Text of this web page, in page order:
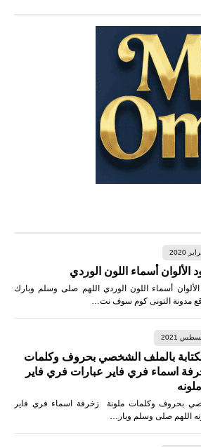
الألوان أسماء اللون الوردي
الألوان أسماء اللون الوردي اللهم صلى وسلم وبارك
مدونة التونى كوم سوف نت…
بالملف الشخصي بحروف وكلمات
اسماء فري فاير عبارات فري فاير
بحروف وكلمات ملونة زخرفة اسماء فري فاير
اللهم صلى وسلم وبار…